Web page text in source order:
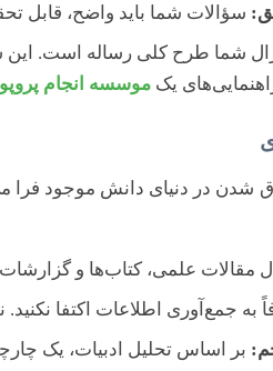
سؤالات شما باید واضح، قابل
شما طرح کلی رساله است. این
یک موسسه انجام
شدن در دنیای دانش موجود فرا
مقالات علمی، کتاب‌ها و
به جمع‌آوری اطلاعات اکتفا
بر اساس تحلیل ادبیات، یک